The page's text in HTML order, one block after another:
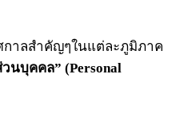
กาลสำคัญๆในแต่ละภูมิภาค
นบุคคล” (Personal